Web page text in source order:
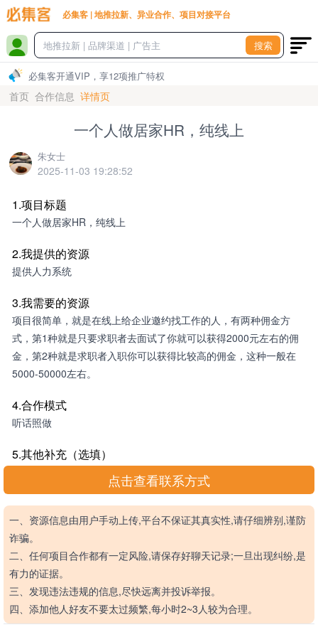
必集客 | 地推拉新、异业合作、项目对接平台
搜索
必集客开通VIP，享12项推广特权
首页 合作信息 详情页
一个人做居家HR，纯线上
朱女士
2025-11-03 19:28:52
1.项目标题
一个人做居家HR，纯线上
2.我提供的资源
提供人力系统
3.我需要的资源
项目很简单，就是在线上给企业邀约找工作的人，有两种佣金方
式，第1种就是只要求职者去面试了你就可以获得2000元左右的佣
金，第2种就是求职者入职你可以获得比较高的佣金，这种一般在
5000-50000左右。
4.合作模式
听话照做
5.其他补充（选填）
点击查看联系方式
一、资源信息由用户手动上传,平台不保证其真实性,请仔细辨别,谨防
诈骗。
二、任何项目合作都有一定风险,请保存好聊天记录;一旦出现纠纷,是
有力的证据。
三、发现违法违规的信息,尽快远离并投诉举报。
四、添加他人好友不要太过频繁,每小时2~3人较为合理。